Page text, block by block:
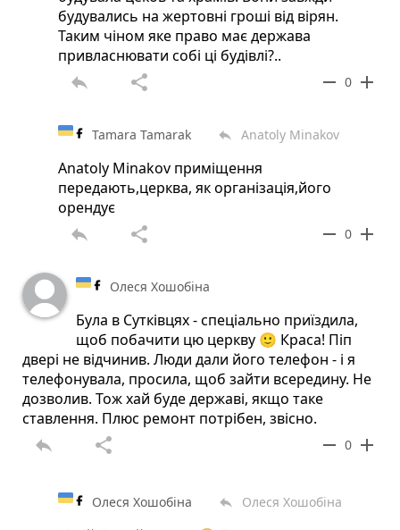
будувались на жертовні гроші від вірян.
Таким чіном яке право має держава
привласнювати собі ці будівлі?..
reply share remove 0 add
Tamara Tamarak reply Anatoly Minakov
Anatoly Minakov приміщення
передають,церква, як організація,його
орендує
reply share remove 0 add
Олеся Хошобіна
Була в Сутківцях - спеціально приїздила,
щоб побачити цю церкву 🙂 Краса! Піп
двері не відчинив. Люди дали його телефон - і я
телефонувала, просила, щоб зайти всередину. Не
дозволив. Тож хай буде державі, якщо таке
ставлення. Плюс ремонт потрібен, звісно.
reply share remove 0 add
Олеся Хошобіна reply Олеся Хошобіна